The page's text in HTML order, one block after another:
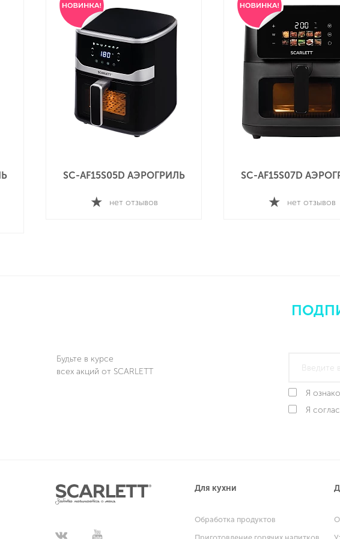
SC-AF15S05D АЭРОГРИЛЬ
нет отзывов
SC-AF15S07D
нет отзывов
Будьте в курсе
всех акций от SCARLETT
Я
Я
Для кухни
Обработка продуктов